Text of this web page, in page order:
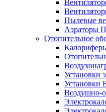
Пылевые
Аэраторы
Отопительное
Установки
Установки
Воздушно-